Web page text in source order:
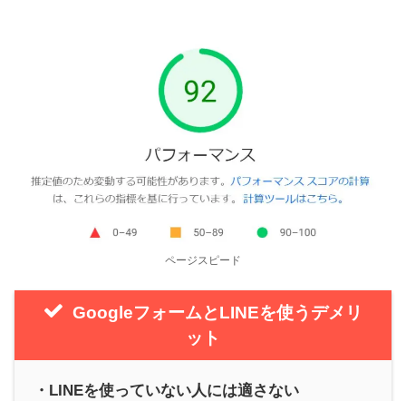
ページスピード
GoogleフォームとLINEを使うデメリ
ット
・LINEを使っていない人には適さない